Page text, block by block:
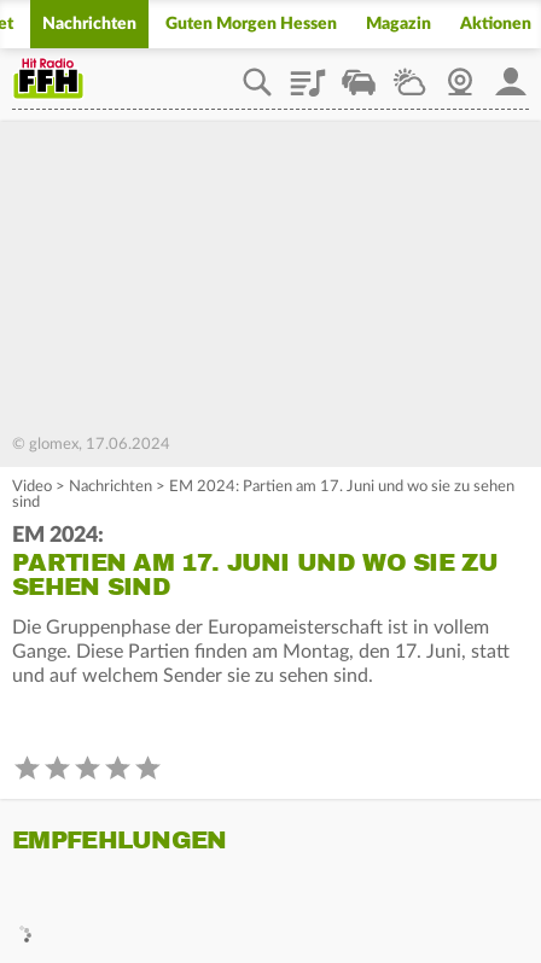
Nachrichten Guten Morgen Hessen Magazin Aktionen
PlaylistStaupilotWetterWebcam
© glomex, 17.06.2024
Video > Nachrichten > EM 2024: Partien am 17. Juni und wo sie zu sehen
sind
EM 2024:
PARTIEN AM 17. JUNI UND WO SIE ZU
SEHEN SIND
Die Gruppenphase der Europameisterschaft ist in vollem
Gange. Diese Partien finden am Montag, den 17. Juni, statt
und auf welchem Sender sie zu sehen sind.
EMPFEHLUNGEN